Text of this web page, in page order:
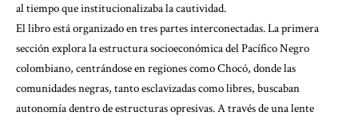
al tiempo que institucionalizaba la cautividad.
El libro está organizado en tres partes interconectadas. La primera
sección explora la estructura socioeconómica del Pacífico Negro
colombiano, centrándose en regiones como Chocó, donde las
comunidades negras, tanto esclavizadas como libres, buscaban
autonomía dentro de estructuras opresivas. A través de una lente